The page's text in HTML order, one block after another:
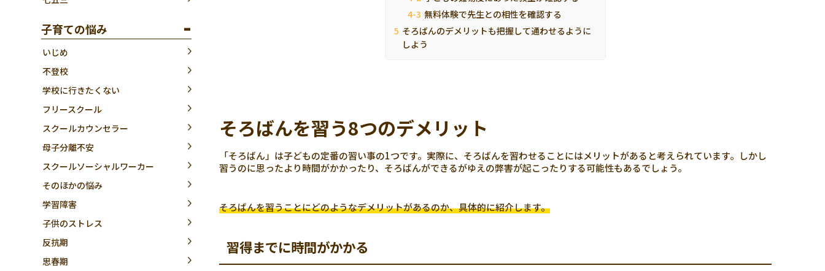
子育ての悩み
いじめ
不登校
学校に行きたくない
フリースクール
スクールカウンセラー
母子分離不安
スクールソーシャルワーカー
そのほかの悩み
学習障害
子供のストレス
反抗期
思春期
無料体験で先生との相性を確認する
そろばんのデメリットも把握して通わせるように
しよう
そろばんを習う8つのデメリット
「そろばん」は子どもの定番の習い事の1つです。実際に、そろばんを習わせることにはメリットがあると考えられています。しかし
習うのに思ったより時間がかかったり、そろばんができるがゆえの弊害が起こったりする可能性もあるでしょう。
そろばんを習うことにどのようなデメリットがあるのか、具体的に紹介します。
習得までに時間がかかる